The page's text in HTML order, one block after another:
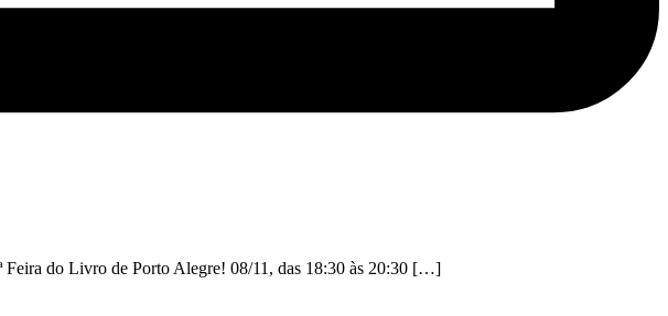
Feira do Livro de Porto Alegre! 08/11, das 18:30 às 20:30 […]